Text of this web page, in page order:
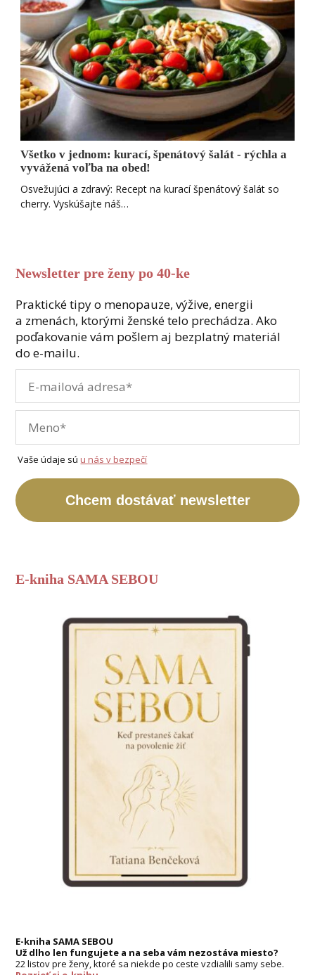
Všetko v jednom: kurací, špenátový šalát - rýchla a
vyvážená voľba na obed!
Osvežujúci a zdravý: Recept na kurací špenátový šalát so
cherry. Vyskúšajte náš…
Newsletter pre ženy po 40-ke
Praktické tipy o menopauze, výžive, energii
a zmenách, ktorými ženské telo prechádza. Ako
poďakovanie vám pošlem aj bezplatný materiál
do e-mailu.
Vaše údaje súu nás v bezpečí
Chcem dostávať newsletter
E-kniha SAMA SEBOU
E-kniha SAMA SEBOU
Už dlho len fungujete a na seba vám nezostáva miesto?
22 listov pre ženy, ktoré sa niekde po ceste vzdialili samy sebe.